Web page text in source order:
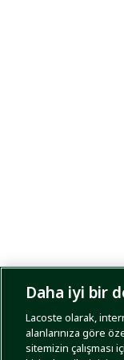
Daha iyi bir
Lacoste olarak,
alanlarınıza göre
sitemizin çalışması